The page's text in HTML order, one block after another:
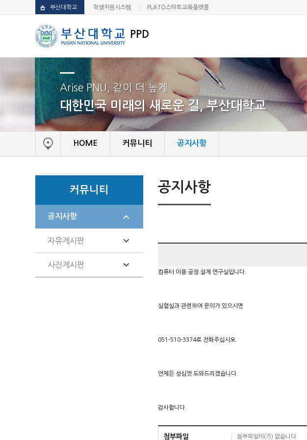
PPD
부산대학교 학생지원시스템 PLATO스마트교육플랫폼
Arise PNU, 같이 더 높게
대한민국 미래의 새로운 길, 부산대학교
HOME 커뮤니티 공지사항
커뮤니티
공지사항
자유게시판
사진게시판
공지사항
컴퓨터 이용 공정 설계 연구실입니다.
실험실과 관련하여 문의가 있으시면
051-510-3374로 전화주십시오.
언제든 성심껏 도와드리겠습니다.
감사합니다.
첨부파일 첨부파일이(가) 없습니다.